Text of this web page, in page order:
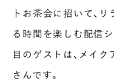
トお茶会に招いて、
る時間を楽しむ配信シ
目のゲストは、メイ
さんです。